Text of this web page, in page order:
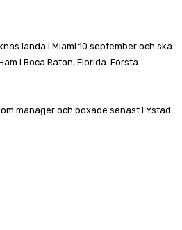
landa i Miami 10 september och ska
i Boca Raton, Florida. Första
manager och boxade senast i Ystad